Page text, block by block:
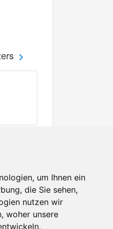
um Ihnen ein
die Sie sehen,
nutzen wir
woher unsere